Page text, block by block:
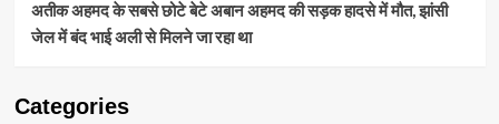
अतीक अहमद के सबसे छोटे बेटे अबान अहमद की सड़क हादसे में मौत, झांसी
जेल में बंद भाई अली से मिलने जा रहा था
Categories